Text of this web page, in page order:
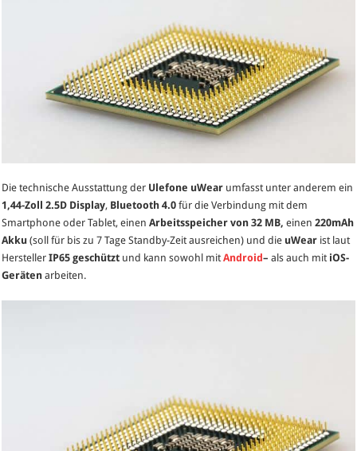
Die technische Ausstattung der Ulefone uWear umfasst unter anderem ein
1,44-Zoll 2.5D Display, Bluetooth 4.0 für die Verbindung mit dem
Smartphone oder Tablet, einen Arbeitsspeicher von 32 MB,einen220mAh
Akku (soll für bis zu 7 Tage Standby-Zeit ausreichen) und die uWear ist laut
HerstellerIP65 geschützt und kann sowohl mitAndroid– als auch mit iOS-
Geräten arbeiten.